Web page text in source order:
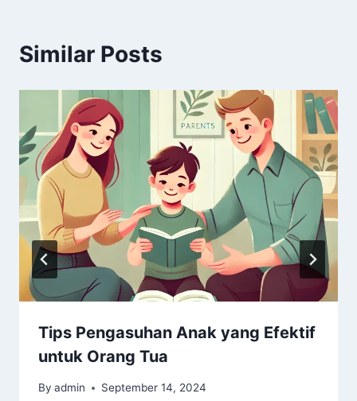
Similar Posts
Tips Pengasuhan Anak yang Efektif
untuk Orang Tua
By admin September 14, 2024